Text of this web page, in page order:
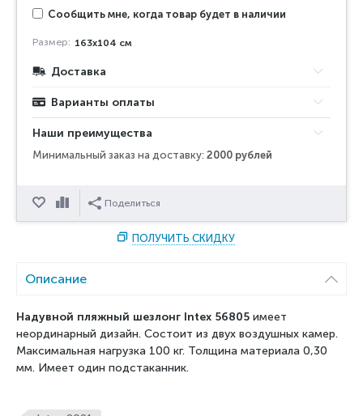
Сообщить мне, когда товар будет в наличии
Размер: 163х104 см
Доставка
Варианты оплаты
Наши преимущества
Минимальный заказ на доставку: 2000 рублей
ОтложитьСравнитьПоделиться
ПОЛУЧИТЬ СКИДКУ
Описание
Надувной пляжный шезлонг Intex 56805 имеет
неординарный дизайн. Состоит из двух воздушных камер.
Максимальная нагрузка 100 кг. Толщина материала 0,30
мм. Имеет один подстаканник.